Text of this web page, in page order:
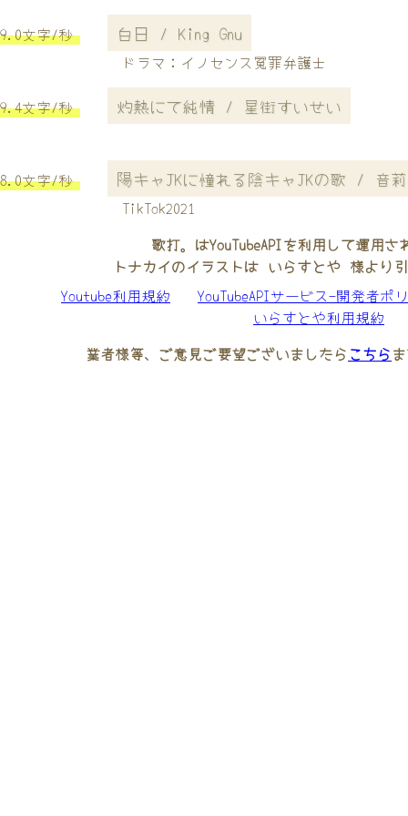
9.0文字/秒 白日 / King Gnu
ドラマ：イノセンス冤罪弁護士
9.4文字/秒 灼熱にて純情 / 星街すいせい
8.0文字/秒 陽キャJKに憧れる陰キャJKの歌 / 音
TikTok2021
歌打。はYouTubeAPIを利用して運用さ
トナカイのイラストは いらすとや 様より
Youtube利用規約
YouTubeAPIサービス-開発者ポ
いらすとや利用規約
業者様等、ご意見ご要望ございましたら こちら